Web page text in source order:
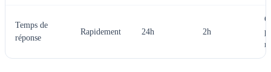
Temps de
réponse
Rapidement 24h 2h